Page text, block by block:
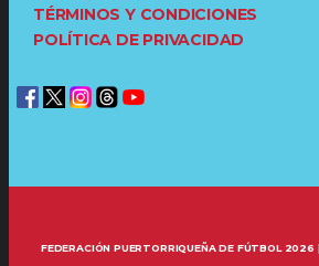
TÉRMINOS Y CONDICIONES
POLÍTICA DE PRIVACIDAD
FEDERACIÓN PUERTORRIQUEÑA DE FÚTBOL 2026